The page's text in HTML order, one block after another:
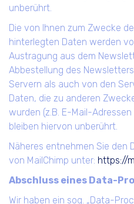
unberührt.
Die von Ihnen zum Zwecke
hinterlegten Daten werden
Austragung aus dem
Abbestellung des
Servern als auch von den
Daten, die zu anderen
wurden (z.B. E-Mail-
bleiben hiervon unberührt.
Näheres entnehmen Sie den
von MailChimp unter: https://
Abschluss eines Data-
Wir haben ein sog. „Data-